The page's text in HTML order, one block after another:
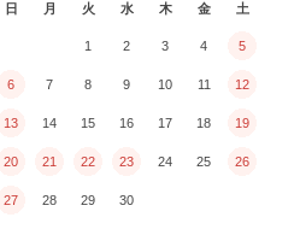
日 月 火 水 木 金 土
1 2 3 4 5
6 7 8 9 10 11 12
13 14 15 16 17 18 19
20 21 22 23 24 25 26
27 28 29 30